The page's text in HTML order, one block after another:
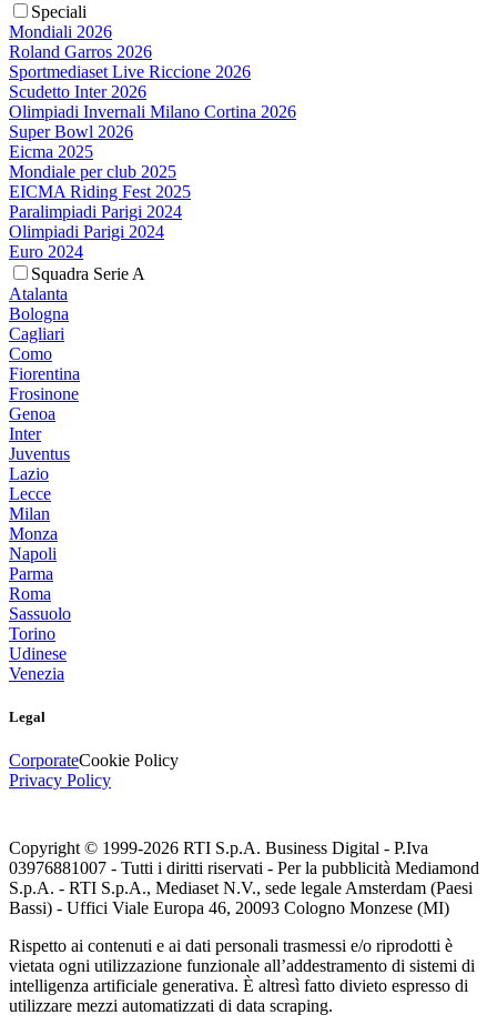
Speciali
Mondiali 2026
Roland Garros 2026
Sportmediaset Live Riccione 2026
Scudetto Inter 2026
Olimpiadi Invernali Milano Cortina 2026
Super Bowl 2026
Eicma 2025
Mondiale per club 2025
EICMA Riding Fest 2025
Paralimpiadi Parigi 2024
Olimpiadi Parigi 2024
Euro 2024
Squadra Serie A
Atalanta
Bologna
Cagliari
Como
Fiorentina
Frosinone
Genoa
Inter
Juventus
Lazio
Lecce
Milan
Monza
Napoli
Parma
Roma
Sassuolo
Torino
Udinese
Venezia
Legal
CorporateCookie Policy
Privacy Policy
Copyright © 1999-2026 RTI S.p.A. Business Digital - P.Iva
03976881007 - Tutti i diritti riservati - Per la pubblicità Mediamond
S.p.A. - RTI S.p.A., Mediaset N.V., sede legale Amsterdam (Paesi
Bassi) - Uffici Viale Europa 46, 20093 Cologno Monzese (MI)
Rispetto ai contenuti e ai dati personali trasmessi e/o riprodotti è
vietata ogni utilizzazione funzionale all’addestramento di sistemi di
intelligenza artificiale generativa. È altresì fatto divieto espresso di
utilizzare mezzi automatizzati di data scraping.